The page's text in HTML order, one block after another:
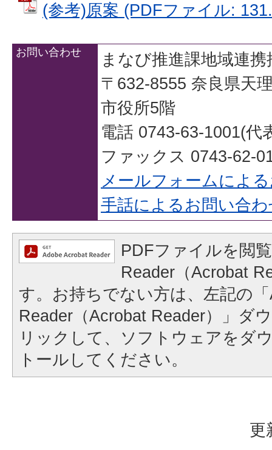
(参考)原案 (PDFファイル:
お問い合わせ
まなび推進課地域連携
〒632-8555 奈良県天
市役所5階
電話 0743-63-1001(代
ファックス 0743-62-
メールフォームによ
手話によるお問い合
PDFファイルを閲
Reader（Acrobat
す。お持ちでない方は、左記の
Reader（Acrobat Reader）」ダ
リックして、ソフトウェアをダ
トールしてください。
更